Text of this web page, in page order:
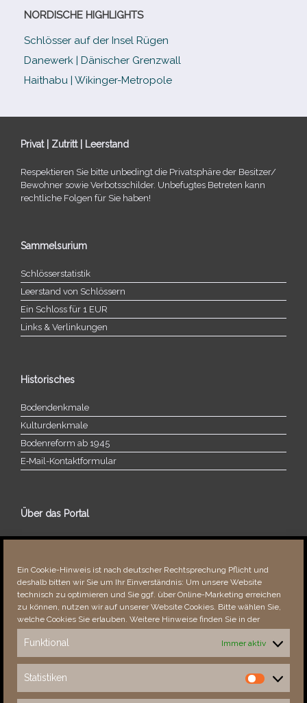
Ein Cookie-Hinweis ist nach deutscher Rechtsprechung Pflicht und
deshalb bitten wir Sie um Ihr Einverständnis: Um unsere Website
technisch zu optimieren und Sie ggf. über Online-Marketing erreichen
zu können, nutzen wir auf unserer Website Cookies. Bitte wählen Sie,
welche Cookies Sie erlauben. Weitere Hinweise finden Sie in der
Funktional Immer aktiv
Statistiken
Statistiken
NORDISCHE HIGHLIGHTS
Schlösser auf der Insel Rügen
Danewerk | Dänischer Grenzwall
Haithabu | Wikinger-Metropole
Privat | Zutritt | Leerstand
Respektieren Sie bitte unbe­dingt die Privatsphäre der Besitzer/​
Bewohner sowie Verbotsschilder. Unbefugtes Betreten kann
recht­li­che Folgen für Sie haben!
Sammelsurium
Schlösserstatistik
Leerstand von Schlössern
Ein Schloss für 1 EUR
Links & Verlinkungen
Historisches
Bodendenkmale
Kulturdenkmale
Bodenreform ab 1945
E‑Mail-​​Kontaktformular
Über das Portal
Über dieses Portal
Fehler bemerkt?
Besucher seit 08/​2021